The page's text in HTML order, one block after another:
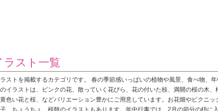
ラスト一覧
ストを掲載するカテゴリです。 春の季節感いっぱいの植物や風景、食べ物、
イラストは、ピンクの花、散っていく花びら、花の付いた枝、満開の桜の木
色い花と桜、などバリエーション豊かにご用意しています。お花畑やピクニッ
、ちょうちょ、桜餅のイラストもあります。年中行事では、2月の節分の枡に